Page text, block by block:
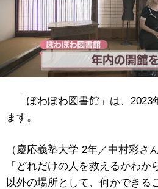
「ぽわぽわ図書館」は、2023
ます。
（慶応義塾大学 2年／中村彩さん
「どれだけの人を救えるかわか
以外の場所として、何かできる